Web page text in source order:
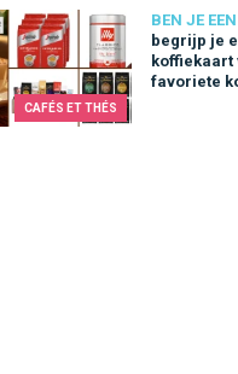
CAFÉS ET THÉS
BEN JE EEN
begrijp je
koffiekaart
favoriete
begrijp je eindelijk de